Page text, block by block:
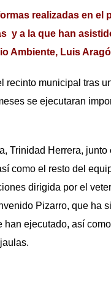
realizadas en el
y a la que han
Ambiente, Luis
municipal tras
se ejecutaran
Herrera, junto
como el resto del
dirigida por el
Pizarro, que ha
han ejecutado, así